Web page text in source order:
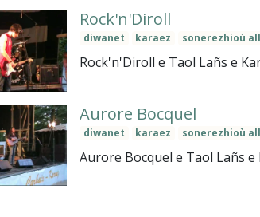
Rock'n'Diroll
diwanet karaez sonerezhioù all
Rock'n'Diroll e Taol Lañs e
Aurore Bocquel
diwanet karaez sonerezhioù all
Aurore Bocquel e Taol Lañs e